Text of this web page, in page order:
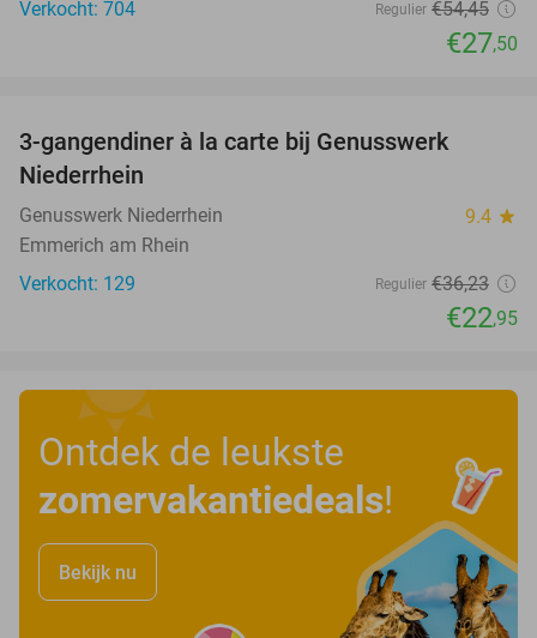
Verkocht: 704
Regulier €54,45
€27,50
3-gangendiner à la carte bij Genusswerk
Niederrhein
Genusswerk Niederrhein 9.4 star
Emmerich am Rhein
Verkocht: 129
Regulier €36,23
€22,95
Ontdek de leukste
zomervakantiedeals!
Bekijk nu